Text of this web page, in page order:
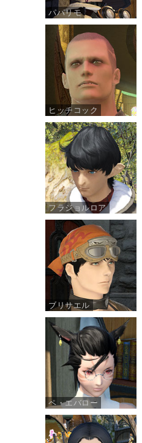
パパリモ
ヒッチコック
フラジョルロア
ブリサエル
ペ・エバロー